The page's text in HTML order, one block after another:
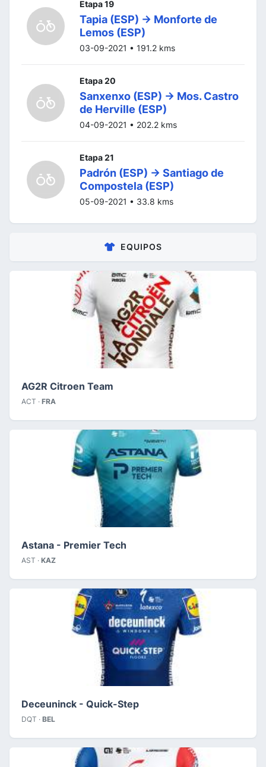
Etapa 19
Tapia (ESP) -> Monforte de
Lemos (ESP)
03-09-2021 • 191.2 kms
Etapa 20
Sanxenxo (ESP) -> Mos. Castro
de Herville (ESP)
04-09-2021 • 202.2 kms
Etapa 21
Padrón (ESP) -> Santiago de
Compostela (ESP)
05-09-2021 • 33.8 kms
EQUIPOS
AG2R Citroen Team
ACT · FRA
Astana - Premier Tech
AST · KAZ
Deceuninck - Quick-Step
DQT · BEL